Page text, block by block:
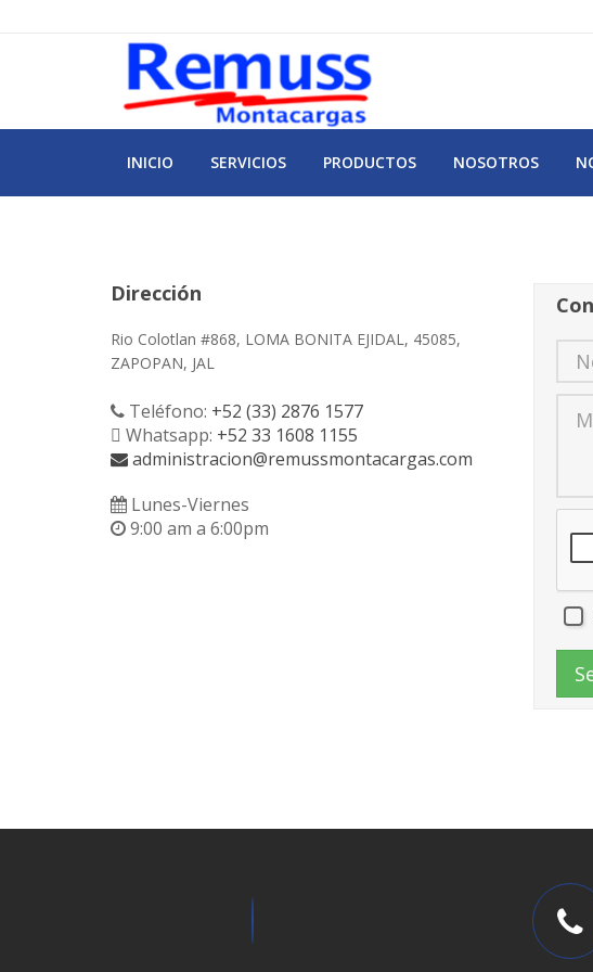
INICIO SERVICIOS PRODUCTOS NOSOTROS
Dirección
Rio Colotlan #868, LOMA BONITA EJIDAL, 45085,
ZAPOPAN, JAL
Teléfono: +52 (33) 2876 1577
Whatsapp: +52 33 1608 1155
administracion@remussmontacargas.com
Lunes-Viernes
9:00 am a 6:00pm